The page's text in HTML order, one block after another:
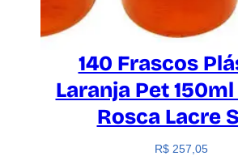
140 Frascos
Laranja Pet
Rosca Lacre
R$ 257,05